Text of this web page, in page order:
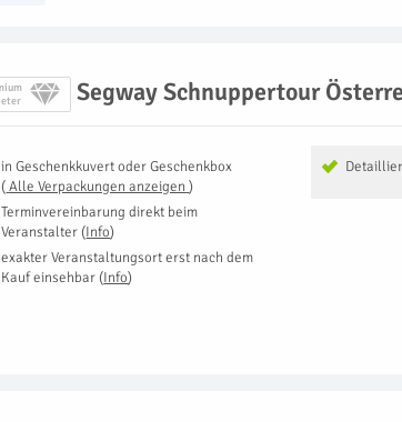
Segway Schnuppertour
inGeschenkkuvert oder Geschenkbox
( Alle Verpackungen anzeigen )
Terminvereinbarung direkt beim
Veranstalter (Info)
exakter Veranstaltungsort erst nach dem
Kauf einsehbar (Info)